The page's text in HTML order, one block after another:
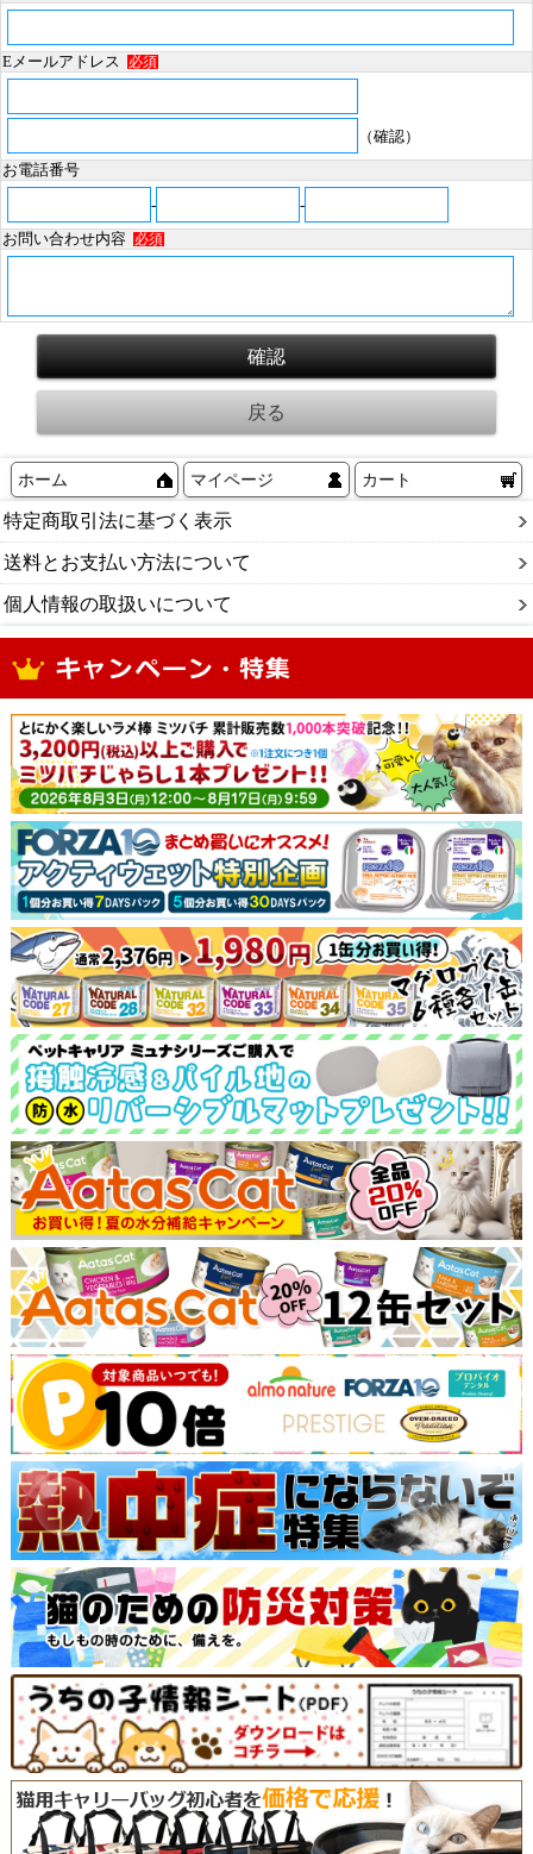
Eメールアドレス 必須
（確認）
お電話番号
-
-
お問い合わせ内容
必須
ホーム マイページ カート
特定商取引法に基づく表示
送料とお支払い方法について
個人情報の取扱いについて